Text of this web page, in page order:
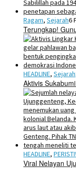
Ragam, Sejarah6
Terungkap!
HEADLINE, Sejarah
Aktivis
HEADLINE,
Viral Nelayan